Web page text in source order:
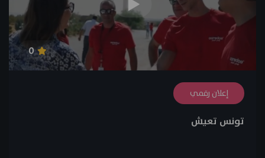
0
إعلان رقمي
تونس تعيش